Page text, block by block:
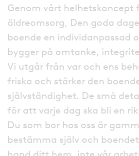
Genom vårt helhetskoncept
äldreomsorg, Den goda
boende en individanpassad
bygger på omtanke,
Vi utgår från var och ens
friska och stärker den
självständighet. De små
för att varje dag ska bli en
Du som bor hos oss är
bestämma själv och